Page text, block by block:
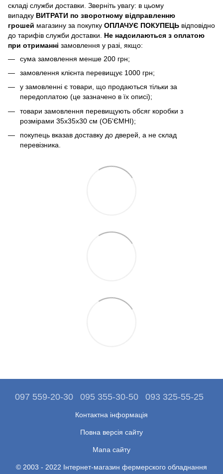
складі служби доставки. Зверніть увагу: в цьому
випадку ВИТРАТИ по зворотному відправленню
грошей магазину за покупку ОПЛАЧУЄ ПОКУПЕЦЬ відповідно
до тарифів служби доставки. Не надсилаються з оплатою
при отриманні замовлення у разі, якщо:
сума замовлення менше 200 грн;
замовлення клієнта перевищує 1000 грн;
у замовленні є товари, що продаються тільки за
передоплатою (це зазначено в їх описі);
товари замовлення перевищують обсяг коробки з
розмірами 35х35х30 см (ОБ'ЄМНІ);
покупець вказав доставку до дверей, а не склад
перевізника.
097 559-20-30 095 355-30-50 093 325-55-25
Контактна інформація
Повна версія сайту
Мапа сайту
© 2003 - 2022 Інтернет-магазин фермерского обладнання